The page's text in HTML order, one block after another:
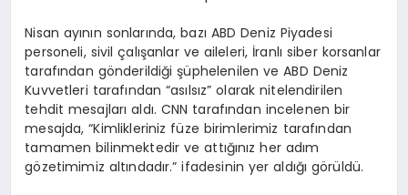
Nisan ayının sonlarında, bazı ABD Deniz Piyadesi
personeli, sivil çalışanlar ve aileleri, İranlı siber korsanlar
tarafından gönderildiği şüphelenilen ve ABD Deniz
Kuvvetleri tarafından “asılsız” olarak nitelendirilen
tehdit mesajları aldı. CNN tarafından incelenen bir
mesajda, “Kimlikleriniz füze birimlerimiz tarafından
tamamen bilinmektedir ve attığınız her adım
gözetimimiz altındadır.” ifadesinin yer aldığı görüldü.